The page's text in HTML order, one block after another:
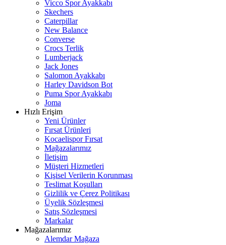
Vicco Spor Ayakkabı
Skechers
Caterpillar
New Balance
Converse
Crocs Terlik
Lumberjack
Jack Jones
Salomon Ayakkabı
Harley Davidson Bot
Puma Spor Ayakkabı
Joma
Hızlı Erişim
Yeni Ürünler
Fırsat Ürünleri
Kocaelispor Fırsat
Mağazalarımız
İletişim
Müşteri Hizmetleri
Kişisel Verilerin Korunması
Teslimat Koşulları
Gizlilik ve Çerez Politikası
Üyelik Sözleşmesi
Satış Sözleşmesi
Markalar
Mağazalarımız
Alemdar Mağaza